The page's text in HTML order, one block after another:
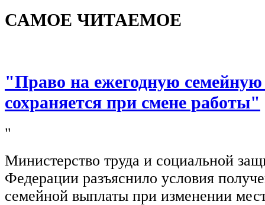
САМОЕ ЧИТАЕМОЕ
"Право на ежегодную
сохраняется при смене работы"
"
Министерство труда и социальной
Федерации разъяснило условия
семейной выплаты при изменении